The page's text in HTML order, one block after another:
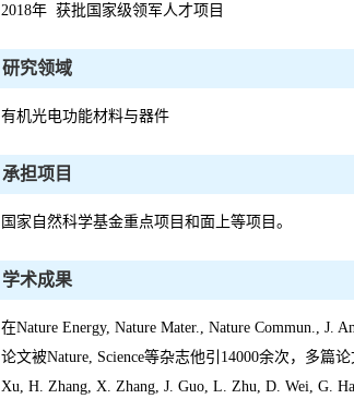
2018年 获批国家级领军人才项目
研究领域
有机光电功能材料与器件
承担项目
国家自然科学基金重点项目和面上等项目。
学术成果
在Nature Energy, Nature Mater., Nature Commun., J.
论文被Nature, Science等杂志他引14000余次，
Xu, H. Zhang, X. Zhang, J. Guo, L. Zhu, D. Wei, G.